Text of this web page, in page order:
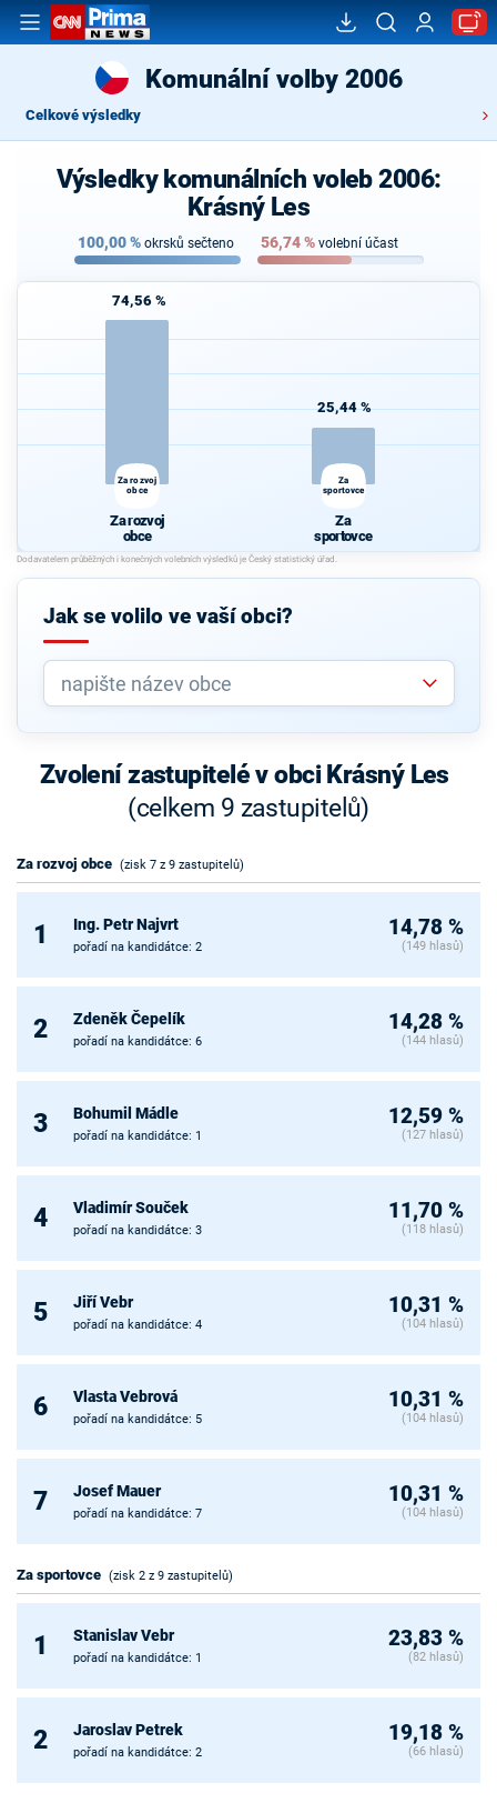
Komunální volby 2006
Celkové výsledky
Výsledky komunálních voleb 2006:
Krásný Les
100,00% okrsků sečteno 56,74% volební účast
74,56 %
Za rozvoj
obce
Za rozvoj
obce
25,44 %
Za
sportovce
Za
sportovce
Jak se volilo ve vaší obci?
Zvolení zastupitelé v obci Krásný Les
(celkem 9 zastupitelů)
Za rozvoj obce (zisk 7 z 9 zastupitelů)
1 Ing. Petr Najvrt
pořadí na kandidátce: 2
14,78 %
(149 hlasů)
2 Zdeněk Čepelík
pořadí na kandidátce: 6
14,28 %
(144 hlasů)
3 Bohumil Mádle
pořadí na kandidátce: 1
12,59 %
(127 hlasů)
4 Vladimír Souček
pořadí na kandidátce: 3
11,70 %
(118 hlasů)
5 Jiří Vebr
pořadí na kandidátce: 4
10,31 %
(104 hlasů)
6 Vlasta Vebrová
pořadí na kandidátce: 5
10,31 %
(104 hlasů)
7 Josef Mauer
pořadí na kandidátce: 7
10,31 %
(104 hlasů)
Za sportovce (zisk 2 z 9 zastupitelů)
1 Stanislav Vebr
pořadí na kandidátce: 1
23,83 %
(82 hlasů)
2 Jaroslav Petrek
pořadí na kandidátce: 2
19,18 %
(66 hlasů)